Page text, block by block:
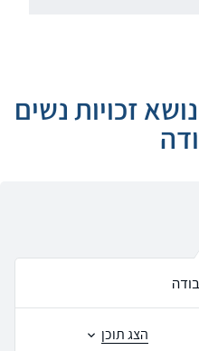
זכויות נשים
הצג תוכן